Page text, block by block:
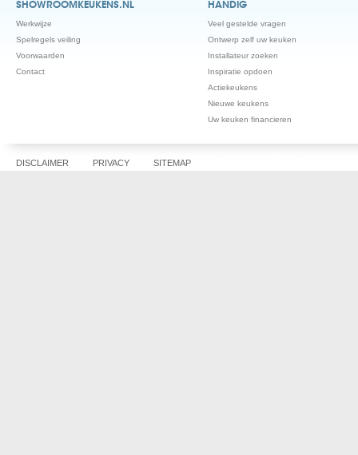
SHOWROOMKEUKENS.NL
Werkwijze
Spelregels veiling
Voorwaarden
Contact
HANDIG
Veel gestelde vragen
Ontwerp zelf uw keuken
Installateur zoeken
Inspiratie opdoen
Actiekeukens
Nieuwe keukens
Uw keuken financieren
DISCLAIMER PRIVACY SITEMAP